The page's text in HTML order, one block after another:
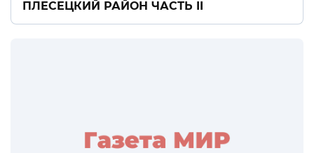
ПЛЕСЕЦКИЙ РАЙОН ЧАСТЬ II